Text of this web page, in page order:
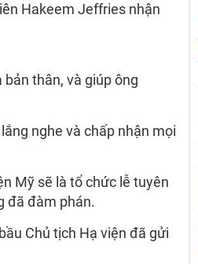
Hakeem Jeffries nhận
thân, và giúp ông
nghe và chấp nhận mọi
Mỹ sẽ là tổ chức lễ tuyên
đã đàm phán.
Chủ tịch Hạ viện đã gửi